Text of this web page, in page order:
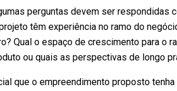
perguntas devem ser respondidas
têm experiência no ramo do
Qual o espaço de crescimento para o
ou quais as perspectivas de longo
que o empreendimento proposto